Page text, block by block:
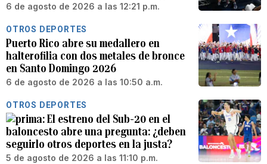
6 de agosto de 2026 a las 12:21 p.m.
OTROS DEPORTES
Puerto Rico abre su medallero en
halterofilia con dos metales de bronce
en Santo Domingo 2026
6 de agosto de 2026 a las 10:50 a.m.
OTROS DEPORTES
El estreno del Sub-20 en el
baloncesto abre una pregunta: ¿deben
seguirlo otros deportes en la justa?
5 de agosto de 2026 a las 11:10 p.m.